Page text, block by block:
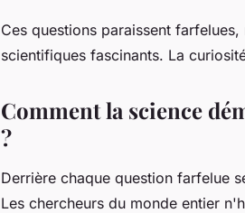
Ces questions paraissent
scientifiques fascinants. La
Comment la science
?
Derrière chaque question farfelue
Les chercheurs du monde entier